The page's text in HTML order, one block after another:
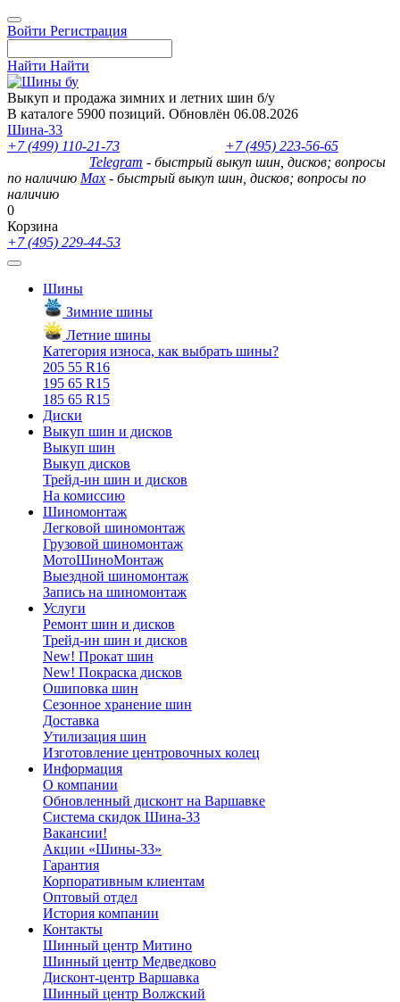
Войти Регистрация
Найти Найти
Выкуп и продажа зимних и летних шин б/у
В каталоге 5900 позиций. Обновлён 06.08.2026
Шина-33
+7 (499) 110-21-73
+7 (495) 223-56-65
Telegram - быстрый выкуп шин, дисков; вопросы
по наличию Max - быстрый выкуп шин, дисков; вопросы по
наличию
0
Корзина
+7 (495) 229-44-53
Шины
Зимние шины
Летние шины
Категория износа, как выбрать шины?
205 55 R16
195 65 R15
185 65 R15
Диски
Выкуп шин и дисков
Выкуп шин
Выкуп дисков
Трейд-ин шин и дисков
На комиссию
Шиномонтаж
Легковой шиномонтаж
Грузовой шиномонтаж
МотоШиноМонтаж
Выездной шиномонтаж
Запись на шиномонтаж
Услуги
Ремонт шин и дисков
Трейд-ин шин и дисков
New! Прокат шин
New! Покраска дисков
Ошиповка шин
Сезонное хранение шин
Доставка
Утилизация шин
Изготовление центровочных колец
Информация
О компании
Обновленный дисконт на Варшавке
Система скидок Шина-33
Вакансии!
Акции «Шины-33»
Гарантия
Корпоративным клиентам
Оптовый отдел
История компании
Контакты
Шинный центр Митино
Шинный центр Медведково
Дисконт-центр Варшавка
Шинный центр Волжский